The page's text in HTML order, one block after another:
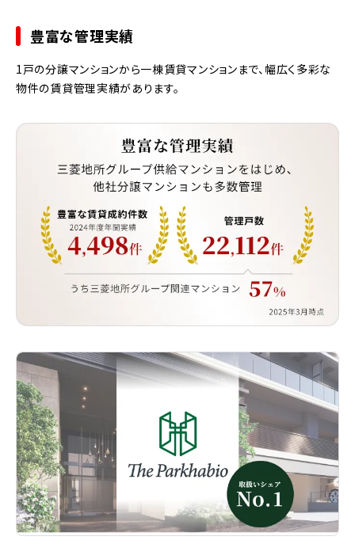
豊富な管理実績
1戸の分譲マンションから一棟賃貸マンションまで、幅広く多彩な
物件の賃貸管理実績があります。